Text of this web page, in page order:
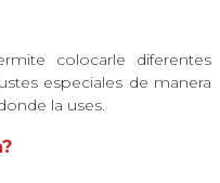
colocarle diferentes
especiales de manera
la uses.